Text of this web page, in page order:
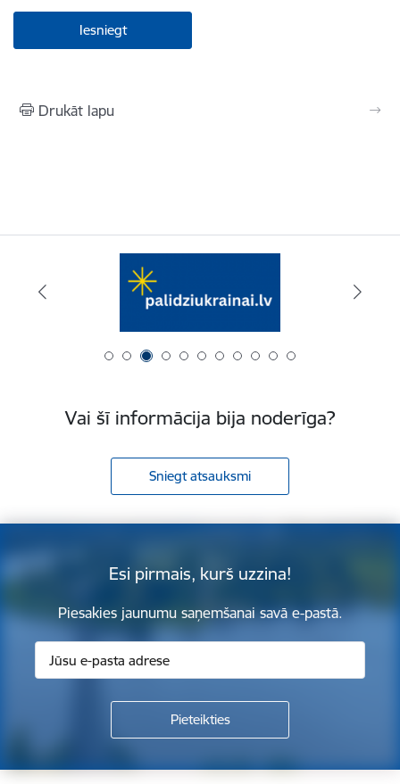
Drukāt lapu
Vai šī informācija bija noderīga?
Sniegt atsauksmi
Esi pirmais, kurš uzzina!
Piesakies jaunumu saņemšanai savā e-pastā.